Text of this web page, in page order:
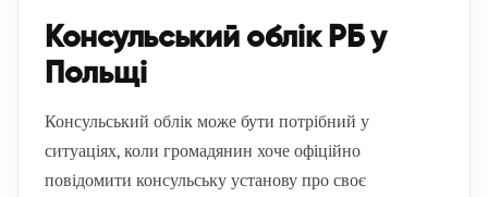
Консульський облік РБ у
Польщі
Консульський облік може бути потрібний у
ситуаціях, коли громадянин хоче офіційно
повідомити консульську установу про своє